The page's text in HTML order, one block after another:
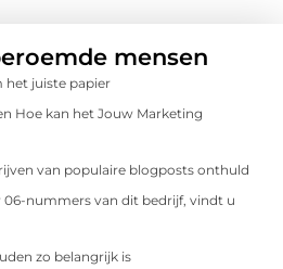
mensen
het juiste papier
Hoe kan het Jouw Marketing
van populaire blogposts onthuld
06-nummers van dit bedrijf, vindt u
zo belangrijk is